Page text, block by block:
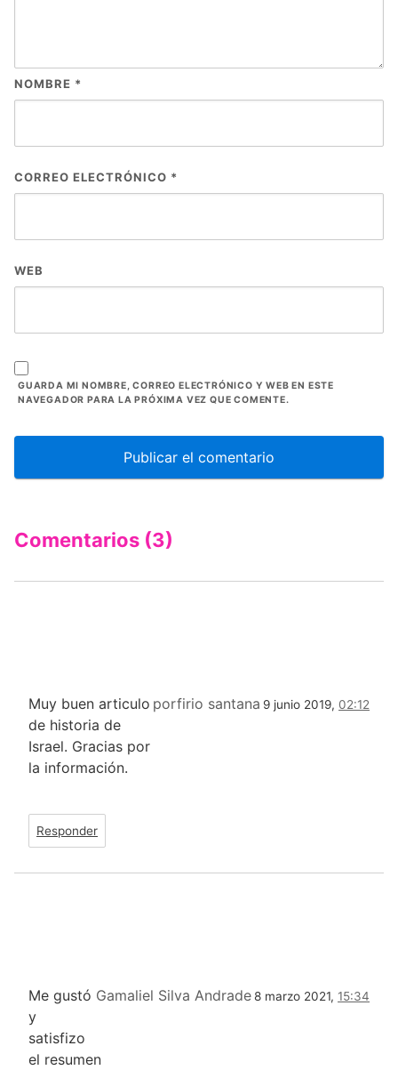
NOMBRE *
CORREO ELECTRÓNICO *
WEB
GUARDA MI NOMBRE, CORREO ELECTRÓNICO Y WEB EN ESTE
NAVEGADOR PARA LA PRÓXIMA VEZ QUE COMENTE.
Comentarios (3)
porfirio santana 9 junio 2019, 02:12
Muy buen articulo
de historia de
Israel. Gracias por
la información.
Responder
Gamaliel Silva Andrade8 marzo 2021, 15:34
Me gustó
y
satisfizo
el resumen